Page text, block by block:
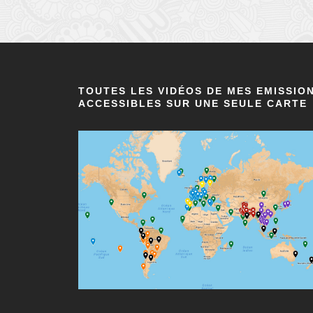
TOUTES LES VIDÉOS DE MES
ACCESSIBLES SUR UNE SEULE CARTE